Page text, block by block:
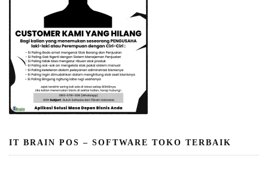
IT BRAIN POS – SOFTWARE TOKO TERBAIK